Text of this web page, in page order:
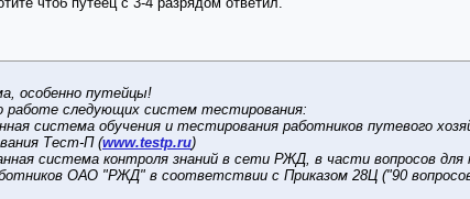
особенно путейцы!
следующих систем тестирования:
система обучения и тестирования работников путевого
Тест-П (www.testp.ru)
система контроля знаний в сети РЖД, в части вопросов для
ОАО "РЖД" в соответствии с Приказом 28Ц ("90